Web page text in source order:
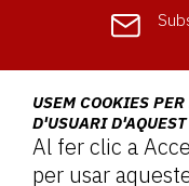
USEM COOKIES
D'USUARI
Al fer clic a
per usar